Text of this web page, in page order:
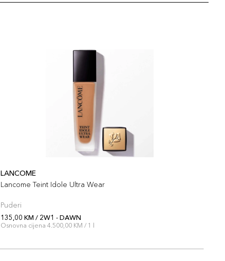
LANCOME
Lancome Teint Idole Ultra Wear
Puderi
135,00 KM / 2W1 - DAWN
Osnovna cijena 4.500,00 KM / 1 l